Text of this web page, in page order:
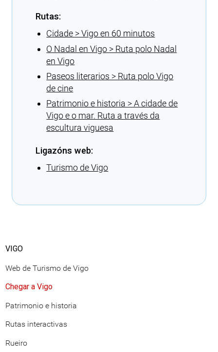
Rutas:
Cidade > Vigo en 60 minutos
O Nadal en Vigo > Ruta polo Nadal
en Vigo
Paseos literarios > Ruta polo Vigo
de cine
Patrimonio e historia > A cidade de
Vigo e o mar. Ruta a través da
escultura viguesa
Ligazóns web:
Turismo de Vigo
VIGO
Web de Turismo de Vigo
Chegar a Vigo
Patrimonio e historia
Rutas interactivas
Rueiro